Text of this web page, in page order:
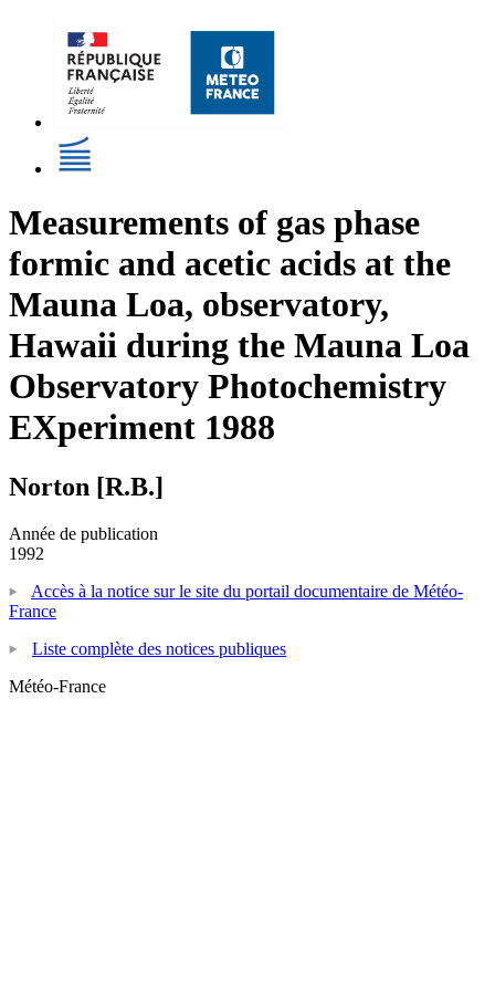
Measurements of gas phase
formic and acetic acids at the
Mauna Loa, observatory,
Hawaii during the Mauna Loa
Observatory Photochemistry
EXperiment 1988
Norton [R.B.]
Année de publication
1992
Accès à la notice sur le site du portail documentaire de Météo-
France
Liste complète des notices publiques
Météo-France